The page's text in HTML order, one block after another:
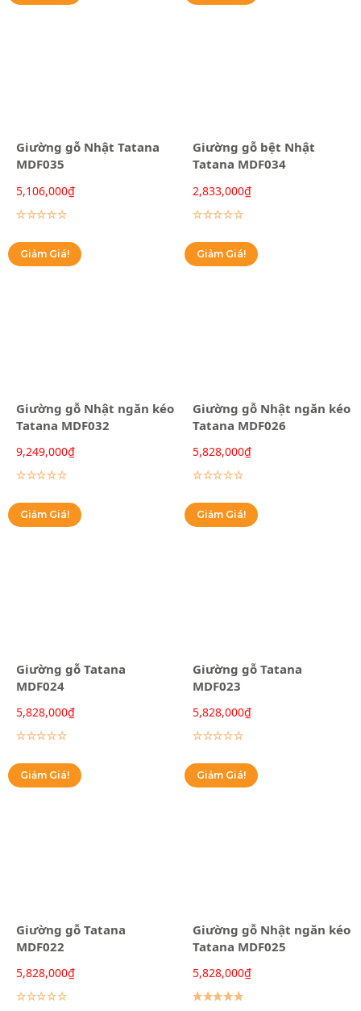
Giường gỗ Nhật Tatana
MDF035
5,106,000₫
Lựa chọn các tùy chọn
Giường gỗ bệt Nhật
Tatana MDF034
2,833,000₫
Lựa chọn các tùy chọn
Giảm Giá!
Giường gỗ Nhật ngăn kéo
Tatana MDF032
9,249,000₫
Lựa chọn các tùy chọn
Giảm Giá!
Giường gỗ Nhật ngăn kéo
Tatana MDF026
5,828,000₫
Lựa chọn các tùy chọn
Giảm Giá!
Giường gỗ Tatana
MDF024
5,828,000₫
Lựa chọn các tùy chọn
Giảm Giá!
Giường gỗ Tatana
MDF023
5,828,000₫
Lựa chọn các tùy chọn
Giảm Giá!
Giường gỗ Tatana
MDF022
5,828,000₫
Lựa chọn các tùy chọn
Giảm Giá!
Giường gỗ Nhật ngăn kéo
Tatana MDF025
5,828,000₫
Lựa chọn các tùy chọn